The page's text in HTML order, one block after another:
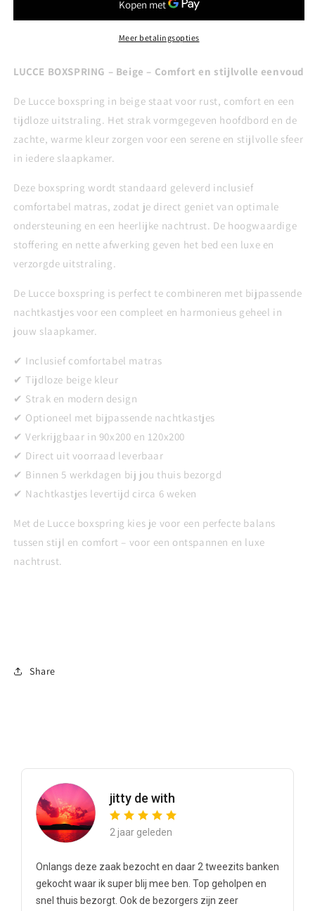
Beige
Meer betalingsopties
LUCCE BOXSPRING – Beige – Comfort en stijlvolle eenvoud
De Lucce boxspring in beige staat voor rust, comfort en een
tijdloze uitstraling. Het strak vormgegeven hoofdbord en de
zachte, warme kleur zorgen voor een serene en stijlvolle sfeer
in iedere slaapkamer.
Deze boxspring wordt standaard geleverd inclusief
comfortabel matras, zodat je direct geniet van optimale
ondersteuning en een heerlijke nachtrust. De hoogwaardige
stoffering en nette afwerking geven het bed een luxe en
verzorgde uitstraling.
De Lucce boxspring is perfect te combineren met bijpassende
nachtkastjes voor een compleet en harmonieus geheel in
jouw slaapkamer.
✔ Inclusief comfortabel matras
✔ Tijdloze beige kleur
✔ Strak en modern design
✔ Optioneel met bijpassende nachtkastjes
✔ Verkrijgbaar in 90x200 en 120x200
✔ Direct uit voorraad leverbaar
✔ Binnen 5 werkdagen bij jou thuis bezorgd
✔ Nachtkastjes levertijd circa 6 weken
Met de Lucce boxspring kies je voor een perfecte balans
tussen stijl en comfort – voor een ontspannen en luxe
nachtrust.
Share
jitty de with
2 jaar geleden
Onlangs deze zaak bezocht en daar 2 tweezits banken
gekocht waar ik super blij mee ben. Top geholpen en
snel thuis bezorgt. Ook de bezorgers zijn zeer